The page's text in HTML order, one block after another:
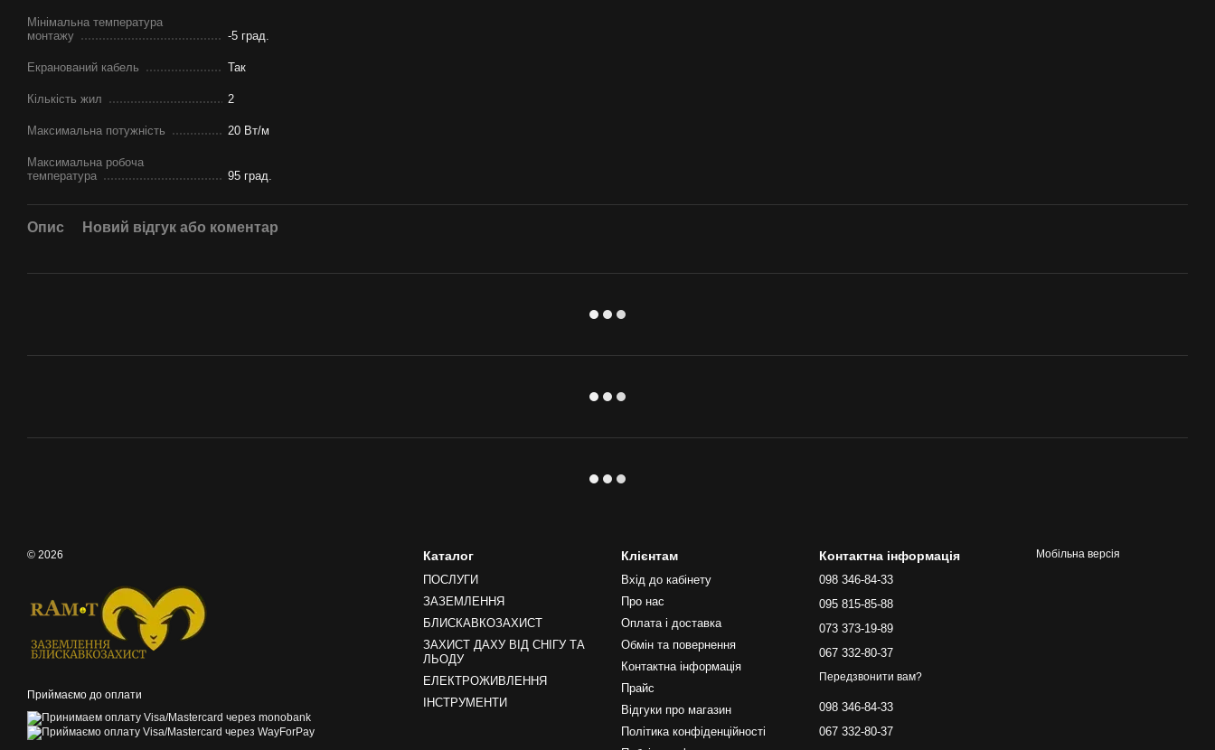
Мінімальна температура
монтажу
-5 град.
Екранований кабель Так
Кількість жил 2
Максимальна потужність 20 Вт/м
Максимальна робоча
температура
95 град.
Опис Новий відгук або коментар
© 2026
Приймаємо до оплати
Каталог
ПОСЛУГИ
ЗАЗЕМЛЕННЯ
БЛИСКАВКОЗАХИСТ
ЗАХИСТ ДАХУ ВІД СНІГУ ТА
ЛЬОДУ
ЕЛЕКТРОЖИВЛЕННЯ
ІНСТРУМЕНТИ
Клієнтам
Вхід до кабінету
Про нас
Оплата і доставка
Обмін та повернення
Контактна інформація
Прайс
Відгуки про магазин
Політика конфіденційності
Контактна інформація
098 346-84-33
095 815-85-88
073 373-19-89
067 332-80-37
Передзвонити вам?
098 346-84-33
067 332-80-37
Мобільна версія